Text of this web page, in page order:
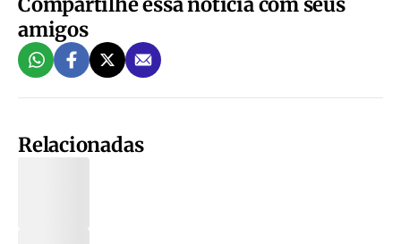
amigos
Relacionadas